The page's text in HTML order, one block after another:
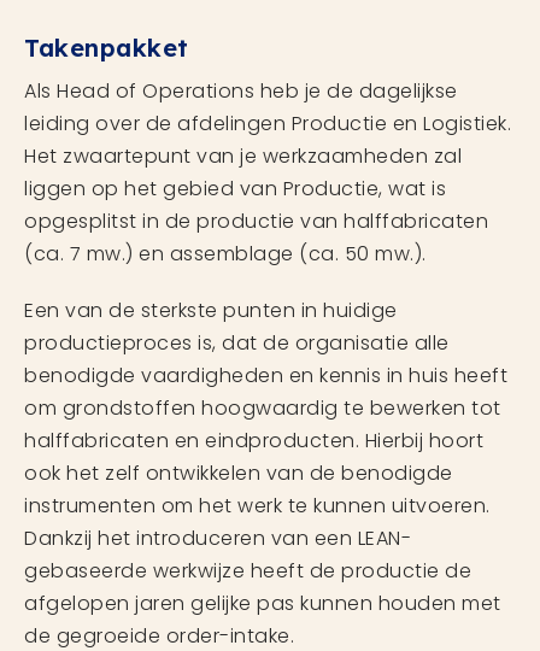
Takenpakket
Als Head of Operations heb je de dagelijkse
leiding over de afdelingen Productie en Logistiek.
Het zwaartepunt van je werkzaamheden zal
liggen op het gebied van Productie, wat is
opgesplitst in de productie van halffabricaten
(ca. 7 mw.) en assemblage (ca. 50 mw.).
Een van de sterkste punten in huidige
productieproces is, dat de organisatie alle
benodigde vaardigheden en kennis in huis heeft
om grondstoffen hoogwaardig te bewerken tot
halffabricaten en eindproducten. Hierbij hoort
ook het zelf ontwikkelen van de benodigde
instrumenten om het werk te kunnen uitvoeren.
Dankzij het introduceren van een LEAN-
gebaseerde werkwijze heeft de productie de
afgelopen jaren gelijke pas kunnen houden met
de gegroeide order-intake.